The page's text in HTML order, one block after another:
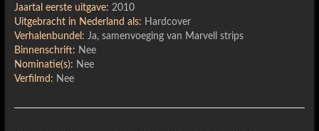
Jaartal eerste uitgave: 2010
Uitgebracht in Nederland als: Hardcover
Verhalenbundel: Ja, samenvoeging van Marvell strips
Binnenschrift: Nee
Nominatie(s): Nee
Verfilmd: Nee